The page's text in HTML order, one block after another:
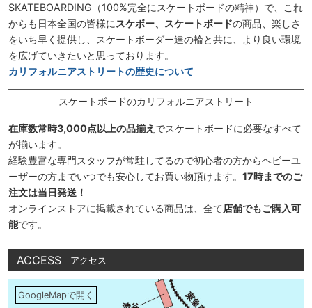
SKATEBOARDING（100%完全にスケートボードの精神）で、これ
からも日本全国の皆様に スケボー、スケートボードの商品、楽しさ
をいち早く提供し、スケートボーダー達の輪と共に、より良い環境
を広げていきたいと思っております。
カリフォルニアストリートの歴史について
スケートボードのカリフォルニアストリート
在庫数常時3,000点以上の品揃え でスケートボードに必要なすべて
が揃います。
経験豊富な専門スタッフが常駐してるので初心者の方からヘビーユ
ーザーの方までいつでも安心してお買い物頂けます。 17時までのご
注文は当日発送！
オンラインストアに掲載されている商品は、全て店舗でもご購入可
能です。
ACCESS アクセス
GoogleMapで開く